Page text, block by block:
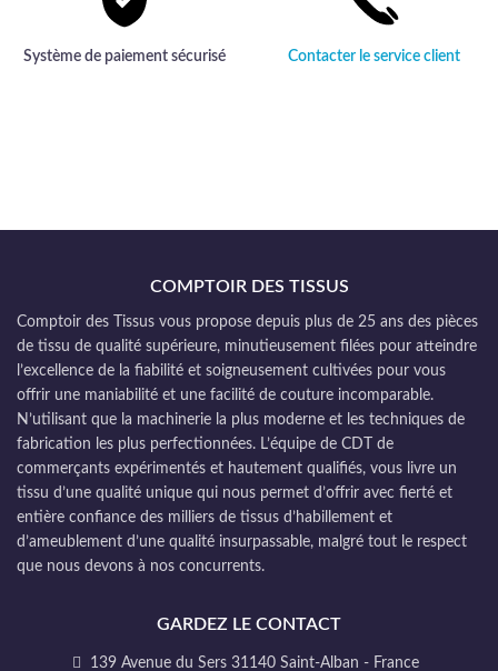
Système de paiement sécurisé Contacter le service client
COMPTOIR DES TISSUS
Comptoir des Tissus vous propose depuis plus de 25 ans des pièces
de tissu de qualité supérieure, minutieusement filées pour atteindre
l’excellence de la fiabilité et soigneusement cultivées pour vous
offrir une maniabilité et une facilité de couture incomparable.
N’utilisant que la machinerie la plus moderne et les techniques de
fabrication les plus perfectionnées. L’équipe de CDT de
commerçants expérimentés et hautement qualifiés, vous livre un
tissu d’une qualité unique qui nous permet d’offrir avec fierté et
entière confiance des milliers de tissus d’habillement et
d’ameublement d’une qualité insurpassable, malgré tout le respect
que nous devons à nos concurrents.
GARDEZ LE CONTACT
139 Avenue du Sers 31140 Saint-Alban - France